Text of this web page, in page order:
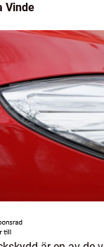
Vinde